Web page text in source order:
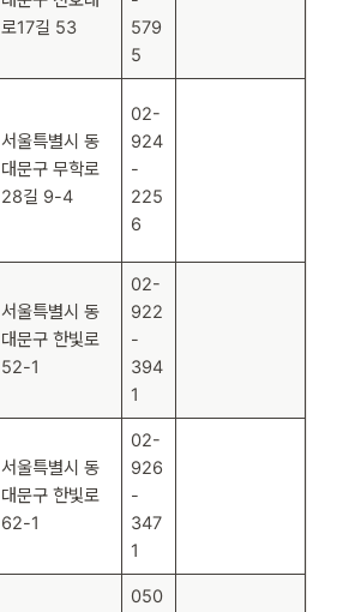
로17길 53
579
5
서울특별시 동
대문구 무학로
28길 9-4
02-
924
-
225
6
서울특별시 동
대문구 한빛로
52-1
02-
922
-
394
1
서울특별시 동
대문구 한빛로
62-1
02-
926
-
347
1
050